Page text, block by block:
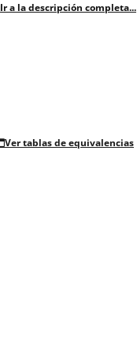
Ir a la descripción completa...
Ver tablas de equivalencias